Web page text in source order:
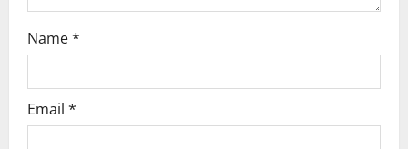
n
Name*
Email *